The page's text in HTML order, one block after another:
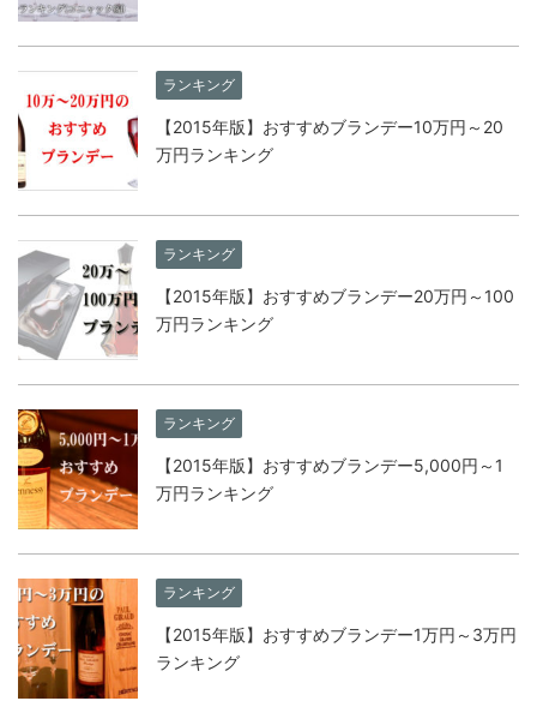
ランキング
【2015年版】おすすめブランデー10万円～20
万円ランキング
ランキング
【2015年版】おすすめブランデー20万円～100
万円ランキング
ランキング
【2015年版】おすすめブランデー5,000円～1
万円ランキング
ランキング
【2015年版】おすすめブランデー1万円～3万円
ランキング